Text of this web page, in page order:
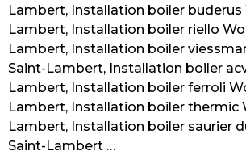
Lambert, Installation boiler buderus
Lambert, Installation boiler riello
Lambert, Installation boiler
Saint-Lambert, Installation boiler
Lambert, Installation boiler ferroli
Lambert, Installation boiler thermic
Lambert, Installation boiler saurier
Saint-Lambert …